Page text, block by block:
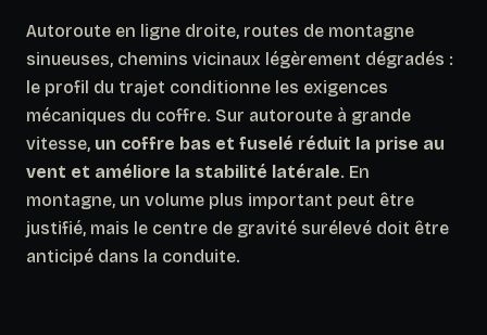
Autoroute en ligne droite, routes de montagne
sinueuses, chemins vicinaux légèrement dégradés :
le profil du trajet conditionne les exigences
mécaniques du coffre. Sur autoroute à grande
vitesse, un coffre bas et fuselé réduit la prise au
vent et améliore la stabilité latérale. En
montagne, un volume plus important peut être
justifié, mais le centre de gravité surélevé doit être
anticipé dans la conduite.